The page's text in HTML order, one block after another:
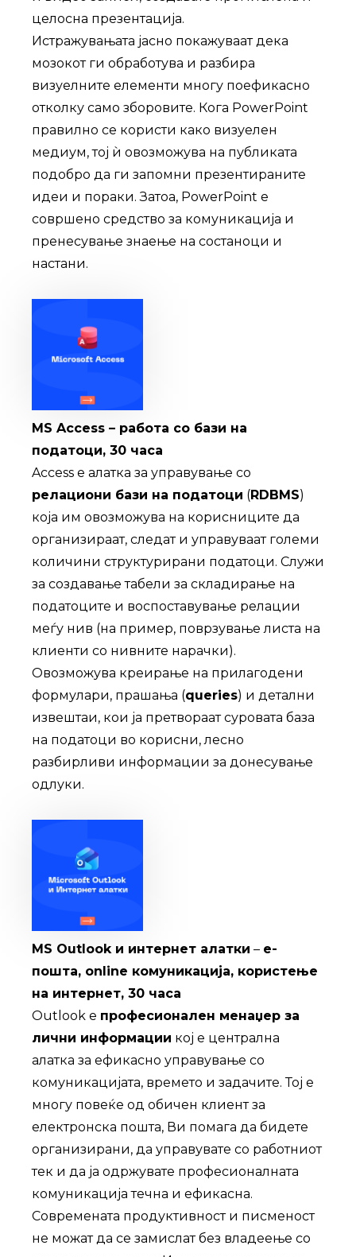
целосна презентација.
Истражувањата јасно покажуваат дека
мозокот ги обработува и разбира
визуелните елементи многу поефикасно
отколку само зборовите. Кога PowerPoint
правилно се користи како визуелен
медиум, тој ѝ овозможува на публиката
подобро да ги запомни презентираните
идеи и пораки. Затоа, PowerPoint е
совршено средство за комуникација и
пренесување знаење на состаноци и
настани.
MS Access – работа со бази на
податоци, 30 часа
Access е алатка за управување со
релациони бази на податоци (RDBMS)
која им овозможува на корисниците да
организираат, следат и управуваат големи
количини структурирани податоци. Служи
за создавање табели за складирање на
податоците и воспоставување релации
меѓу нив (на пример, поврзување листа на
клиенти со нивните нарачки).
Овозможува креирање на прилагодени
формулари, прашања (queries) и детални
извештаи, кои ја претвораат суровата база
на податоци во корисни, лесно
разбирливи информации за донесување
одлуки.
MS Outlook и интернет алатки – е-
пошта, online комуникација, користење
на интернет, 30 часа
Outlook е професионален менаџер за
лични информации кој е централна
алатка за ефикасно управување со
комуникацијата, времето и задачите. Тој е
многу повеќе од обичен клиент за
електронска пошта, Ви помага да бидете
организирани, да управувате со работниот
тек и да ја одржувате професионалната
комуникација течна и ефикасна.
Современата продуктивност и писменост
не можат да се замислат без владеење со